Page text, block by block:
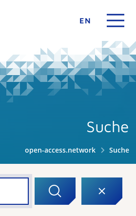
EN
Suche
open-access.network Suche